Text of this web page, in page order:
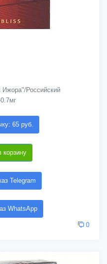
Российский
65 руб.
корзину
Telegram
WhatsApp
0